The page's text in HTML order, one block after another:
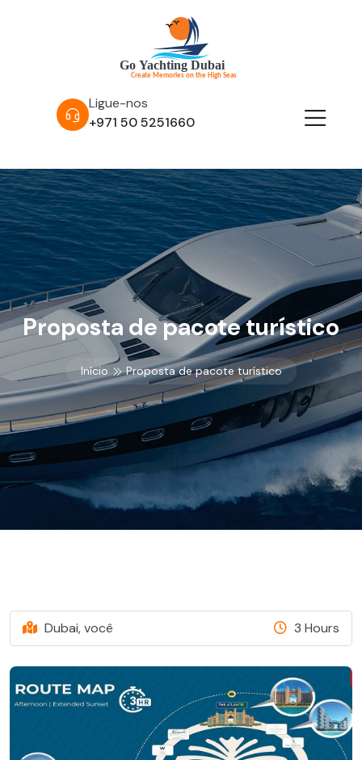
Ligue-nos
+971 50 5251660
Proposta de pacote turístico
Início Proposta de pacote turístico
Dubai, você 3 Hours